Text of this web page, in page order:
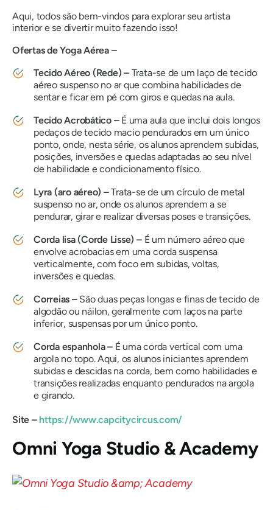
Aqui, todos são bem-vindos para explorar seu artista
interior e se divertir muito fazendo isso!
Ofertas de Yoga Aérea –
Tecido Aéreo (Rede) – Trata-se de um laço de tecido
aéreo suspenso no ar que combina habilidades de
sentar e ficar em pé com giros e quedas na aula.
Tecido Acrobático – É uma aula que inclui dois longos
pedaços de tecido macio pendurados em um único
ponto, onde, nesta série, os alunos aprendem subidas,
posições, inversões e quedas adaptadas ao seu nível
de habilidade e condicionamento físico.
Lyra (aro aéreo) –Trata-se de um círculo de metal
suspenso no ar, onde os alunos aprendem a se
pendurar, girar e realizar diversas poses e transições.
Corda lisa (Corde Lisse) – É um número aéreo que
envolve acrobacias em uma corda suspensa
verticalmente, com foco em subidas, voltas,
inversões e quedas.
Correias – São duas peças longas e finas de tecido de
algodão ou náilon, geralmente com laços na parte
inferior, suspensas por um único ponto.
Corda espanhola – É uma corda vertical com uma
argola no topo. Aqui, os alunos iniciantes aprendem
subidas e descidas na corda, bem como habilidades e
transições realizadas enquanto pendurados na argola
e girando.
Site –https://www.capcitycircus.com/
Omni Yoga Studio & Academy